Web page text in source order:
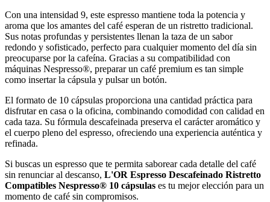
Con una intensidad 9, este espresso mantiene toda la potencia y
aroma que los amantes del café esperan de un ristretto tradicional.
Sus notas profundas y persistentes llenan la taza de un sabor
redondo y sofisticado, perfecto para cualquier momento del día sin
preocuparse por la cafeína. Gracias a su compatibilidad con
máquinas Nespresso®, preparar un café premium es tan simple
como insertar la cápsula y pulsar un botón.
El formato de 10 cápsulas proporciona una cantidad práctica para
disfrutar en casa o la oficina, combinando comodidad con calidad en
cada taza. Su fórmula descafeinada preserva el carácter aromático y
el cuerpo pleno del espresso, ofreciendo una experiencia auténtica y
refinada.
Si buscas un espresso que te permita saborear cada detalle del café
sin renunciar al descanso, L'OR Espresso Descafeinado Ristretto
Compatibles Nespresso® 10 cápsulas es tu mejor elección para un
momento de café sin compromisos.